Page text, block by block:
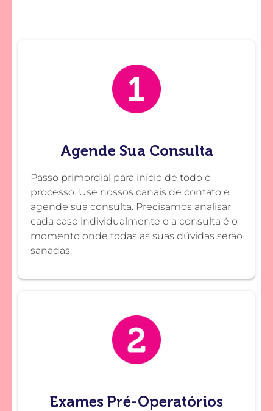
Agende Sua Consulta
Passo primordial para início de todo o
processo. Use nossos canais de contato e
agende sua consulta. Precisamos analisar
cada caso individualmente e a consulta é o
momento onde todas as suas dúvidas serão
sanadas.
Exames Pré-Operatórios